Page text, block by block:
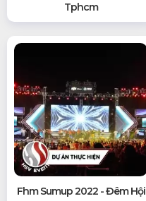
Tphcm
Fhm Sumup 2022 - Đêm Hội